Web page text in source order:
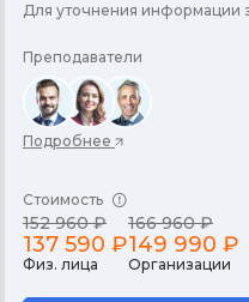
Для уточнения информации
Преподаватели
Подробнее
Стоимость
152 960 ₽
137 590 ₽
Физ. лица
166 960 ₽
149 990 ₽
Организации